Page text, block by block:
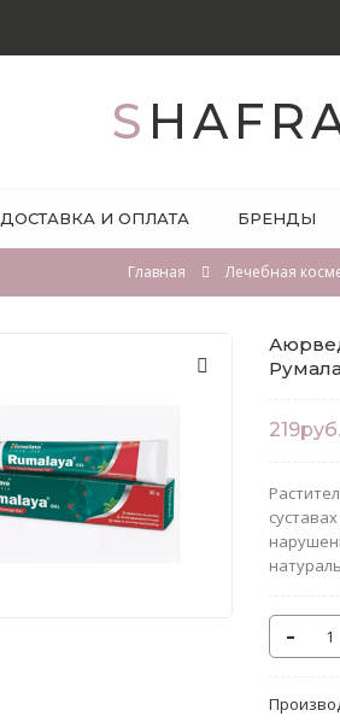
ДОСТАВКА И ОПЛАТА БРЕНДЫ
Главная Лечебная
219руб.
-